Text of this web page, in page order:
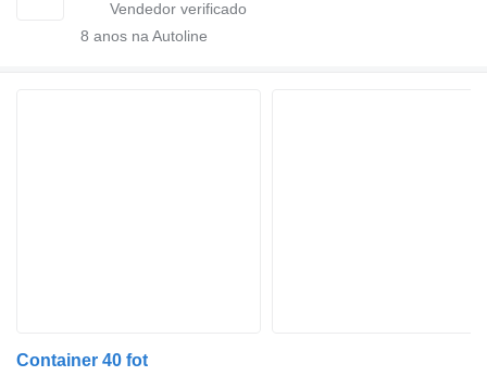
8 anos na Autoline
Container 40 fot